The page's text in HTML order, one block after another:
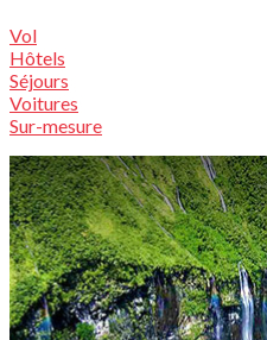
Vol
Hôtels
Séjours
Voitures
Sur-mesure